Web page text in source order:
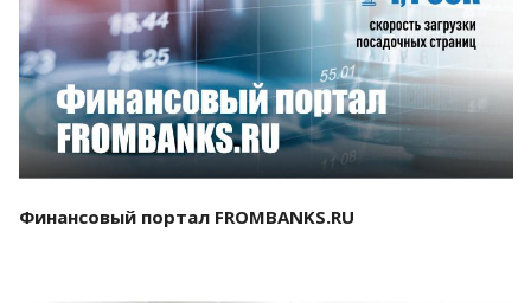
Смотреть проект
Финансовый портал FROMBANKS.RU